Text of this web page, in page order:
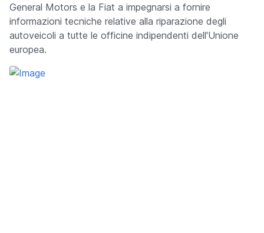
General Motors e la Fiat a impegnarsi a fornire
informazioni tecniche relative alla riparazione degli
autoveicoli a tutte le officine indipendenti dell'Unione
europea.